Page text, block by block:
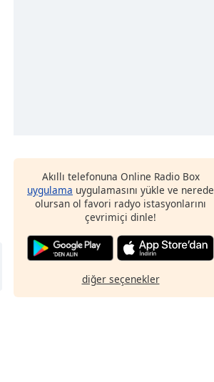
Akıllı telefonuna Online Radio Box
uygulama uygulamasını yükle ve nerede
olursan ol favori radyo istasyonlarını
çevrimiçi dinle!
diğer seçenekler